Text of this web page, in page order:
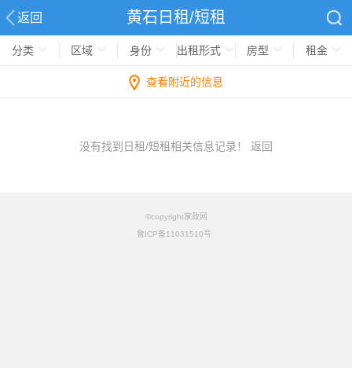
返回 黄石日租/短租
分类 区域 身份 出租形式 房型 租金
查看附近的信息
没有找到日租/短租相关信息记录！ 返回
©copyright家政网
鲁ICP备11031510号